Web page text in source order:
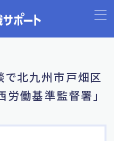
で北九州市戸畑区
労働基準監督署」